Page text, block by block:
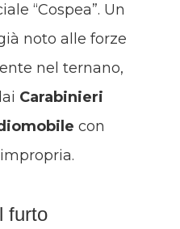
“Cospea”. Un
noto alle forze
nel ternano,
Carabinieri
con
impropria.
furto